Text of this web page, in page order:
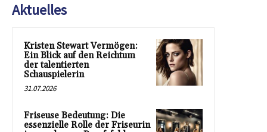
Aktuelles
Kristen Stewart Vermögen:
Ein Blick auf den Reichtum
der talentierten
Schauspielerin
31.07.2026
Friseuse Bedeutung: Die
essenzielle Rolle der Friseurin